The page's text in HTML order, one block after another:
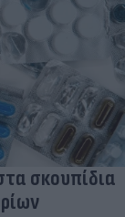
σκουπίδια